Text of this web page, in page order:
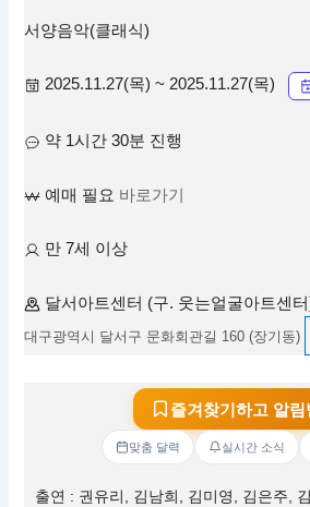
서양음악(클래식)
2025.11.27(목) ~ 2025.11.27(목)
약 1시간 30분 진행
예매 필요 바로가기
만 7세 이상
달서아트센터 (구. 웃는얼굴아트센
대구광역시 달서구 문화회관길 160 (장기동)
즐겨찾기하고 알림
맞춤 달력 실시간 소식
출연 : 권유리, 김남희, 김미영, 김은주,